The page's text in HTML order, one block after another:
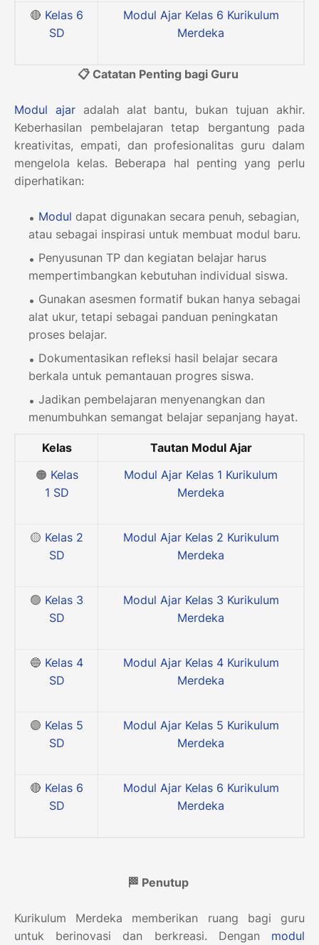
🔴 Kelas 6
SD
Modul Ajar Kelas 6 Kurikulum
Merdeka
📋 Catatan Penting bagi Guru
Modul ajaradalah alat bantu, bukan tujuan akhir.
Keberhasilan pembelajaran tetap bergantung pada
kreativitas, empati, dan profesionalitas guru dalam
mengelola kelas. Beberapa hal penting yang perlu
diperhatikan:
Modul dapat digunakan secara penuh, sebagian,
atau sebagai inspirasi untuk membuat modul baru.
Penyusunan TP dan kegiatan belajar harus
mempertimbangkan kebutuhan individual siswa.
Gunakan asesmen formatif bukan hanya sebagai
alat ukur, tetapi sebagai panduan peningkatan
proses belajar.
Dokumentasikan refleksi hasil belajar secara
berkala untuk pemantauan progres siswa.
Jadikan pembelajaran menyenangkan dan
menumbuhkan semangat belajar sepanjang hayat.
Kelas
Tautan Modul Ajar
🟠 Kelas
1 SD
Modul Ajar Kelas 1 Kurikulum
Merdeka
🟡 Kelas 2
SD
Modul Ajar Kelas 2 Kurikulum
Merdeka
🟢 Kelas 3
SD
Modul Ajar Kelas 3 Kurikulum
Merdeka
🔵 Kelas 4
SD
Modul Ajar Kelas 4 Kurikulum
Merdeka
🟣 Kelas 5
SD
Modul Ajar Kelas 5 Kurikulum
Merdeka
🔴 Kelas 6
SD
Modul Ajar Kelas 6 Kurikulum
Merdeka
🏁 Penutup
Kurikulum Merdeka memberikan ruang bagi guru
untuk berinovasi dan berkreasi. Dengan modul